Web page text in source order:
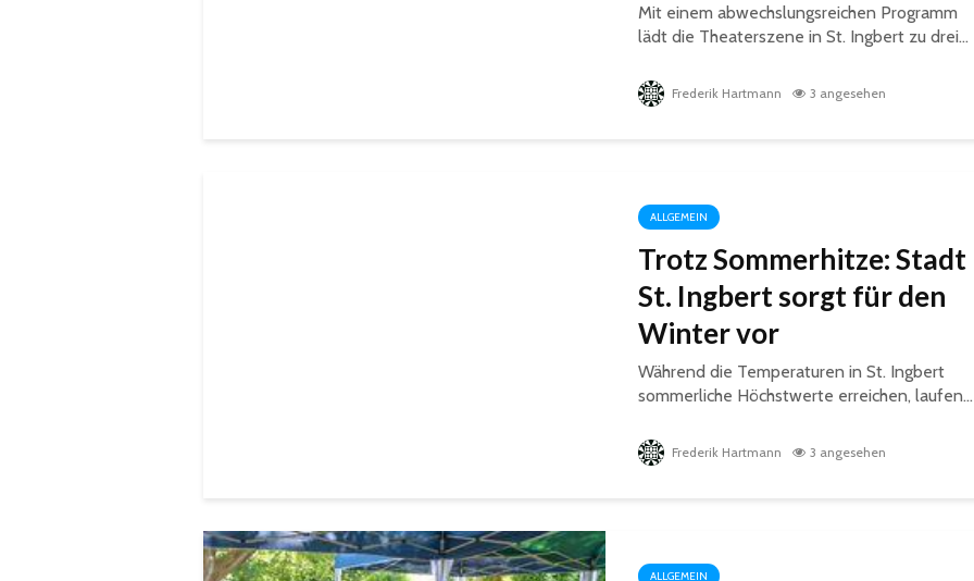
Mit einem abwechslungsreichen Programm
lädt die Theaterszene in St. Ingbert zu drei...
Frederik Hartmann 3 angesehen
ALLGEMEIN
Trotz Sommerhitze: Stadt
St. Ingbert sorgt für den
Winter vor
Während die Temperaturen in St. Ingbert
sommerliche Höchstwerte erreichen, laufen...
Frederik Hartmann 3 angesehen
ALLGEMEIN